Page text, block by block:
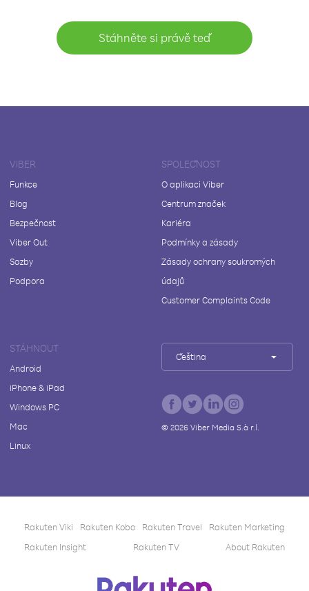
Stáhněte si právě teď
VIBER
Funkce
Blog
Bezpečnost
Viber Out
Sazby
Podpora
SPOLEČNOST
O aplikaci Viber
Centrum značek
Kariéra
Podmínky a zásady
Zásady ochrany soukromých
údajů
Customer Complaints Code
STÁHNOUT
Android
iPhone & iPad
Windows PC
Mac
Linux
Čeština
© 2026Viber Media S.à r.l.
Rakuten Viki Rakuten Kobo Rakuten Travel
Rakuten Marketing
Rakuten Insight
Rakuten TV About Rakuten